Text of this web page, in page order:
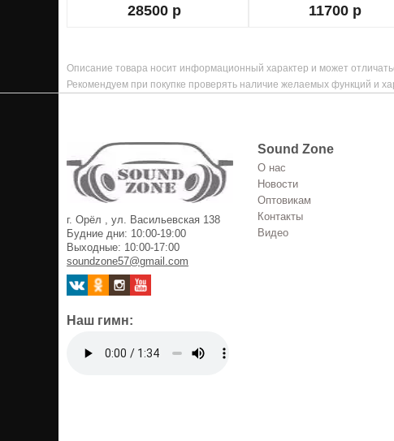
28500 р 11700 р
Описание товара носит информационный характер и может
Рекомендуем при покупке проверять наличие желаемых функций и
г. Орёл , ул. Васильевская 138
Будние дни: 10:00-19:00
Выходные: 10:00-17:00
soundzone57@gmail.com
Наш гимн:
Sound Zone
О нас
Новости
Оптовикам
Контакты
Видео